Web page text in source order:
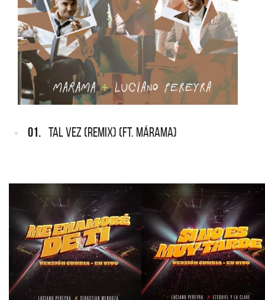
01. TAL VEZ (REMIX) (FT. MÁRAMA)